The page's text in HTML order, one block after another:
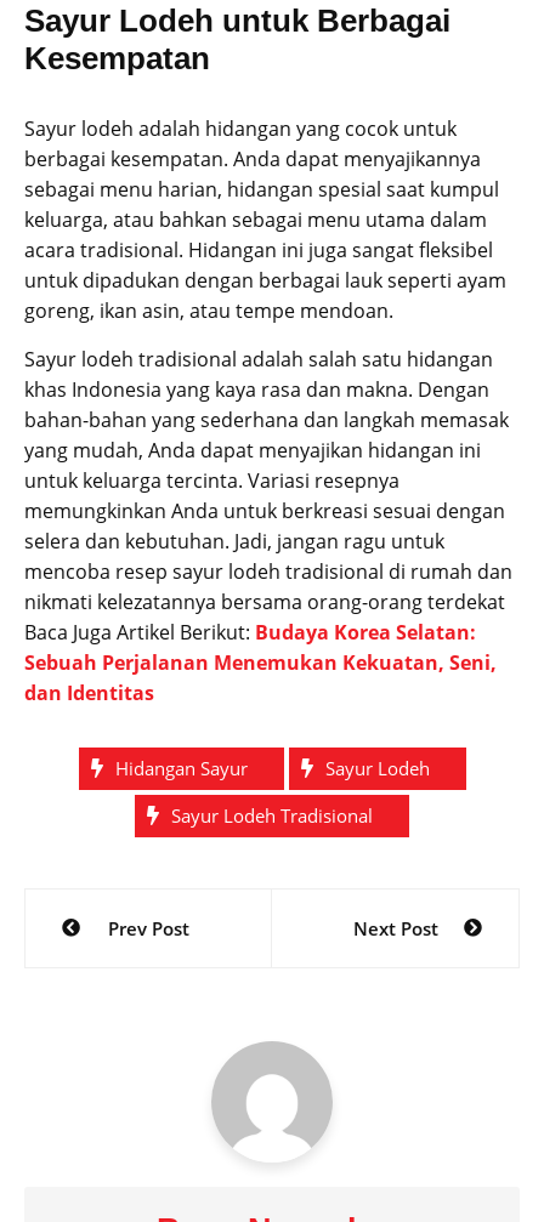
Sayur Lodeh untuk Berbagai
Kesempatan
Sayur lodeh adalah hidangan yang cocok untuk
berbagai kesempatan. Anda dapat menyajikannya
sebagai menu harian, hidangan spesial saat kumpul
keluarga, atau bahkan sebagai menu utama dalam
acara tradisional. Hidangan ini juga sangat fleksibel
untuk dipadukan dengan berbagai lauk seperti ayam
goreng, ikan asin, atau tempe mendoan.
Sayur lodeh tradisional adalah salah satu hidangan
khas Indonesia yang kaya rasa dan makna. Dengan
bahan-bahan yang sederhana dan langkah memasak
yang mudah, Anda dapat menyajikan hidangan ini
untuk keluarga tercinta. Variasi resepnya
memungkinkan Anda untuk berkreasi sesuai dengan
selera dan kebutuhan. Jadi, jangan ragu untuk
mencoba resep sayur lodeh tradisional di rumah dan
nikmati kelezatannya bersama orang-orang terdekat
Baca Juga Artikel Berikut: Budaya Korea Selatan:
Sebuah Perjalanan Menemukan Kekuatan, Seni,
dan Identitas
Hidangan Sayur
Sayur Lodeh
Sayur Lodeh Tradisional
navigation
Prev Post Next Post